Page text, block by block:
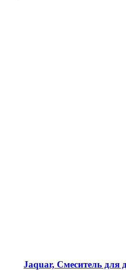
Jaquar, Смеситель для